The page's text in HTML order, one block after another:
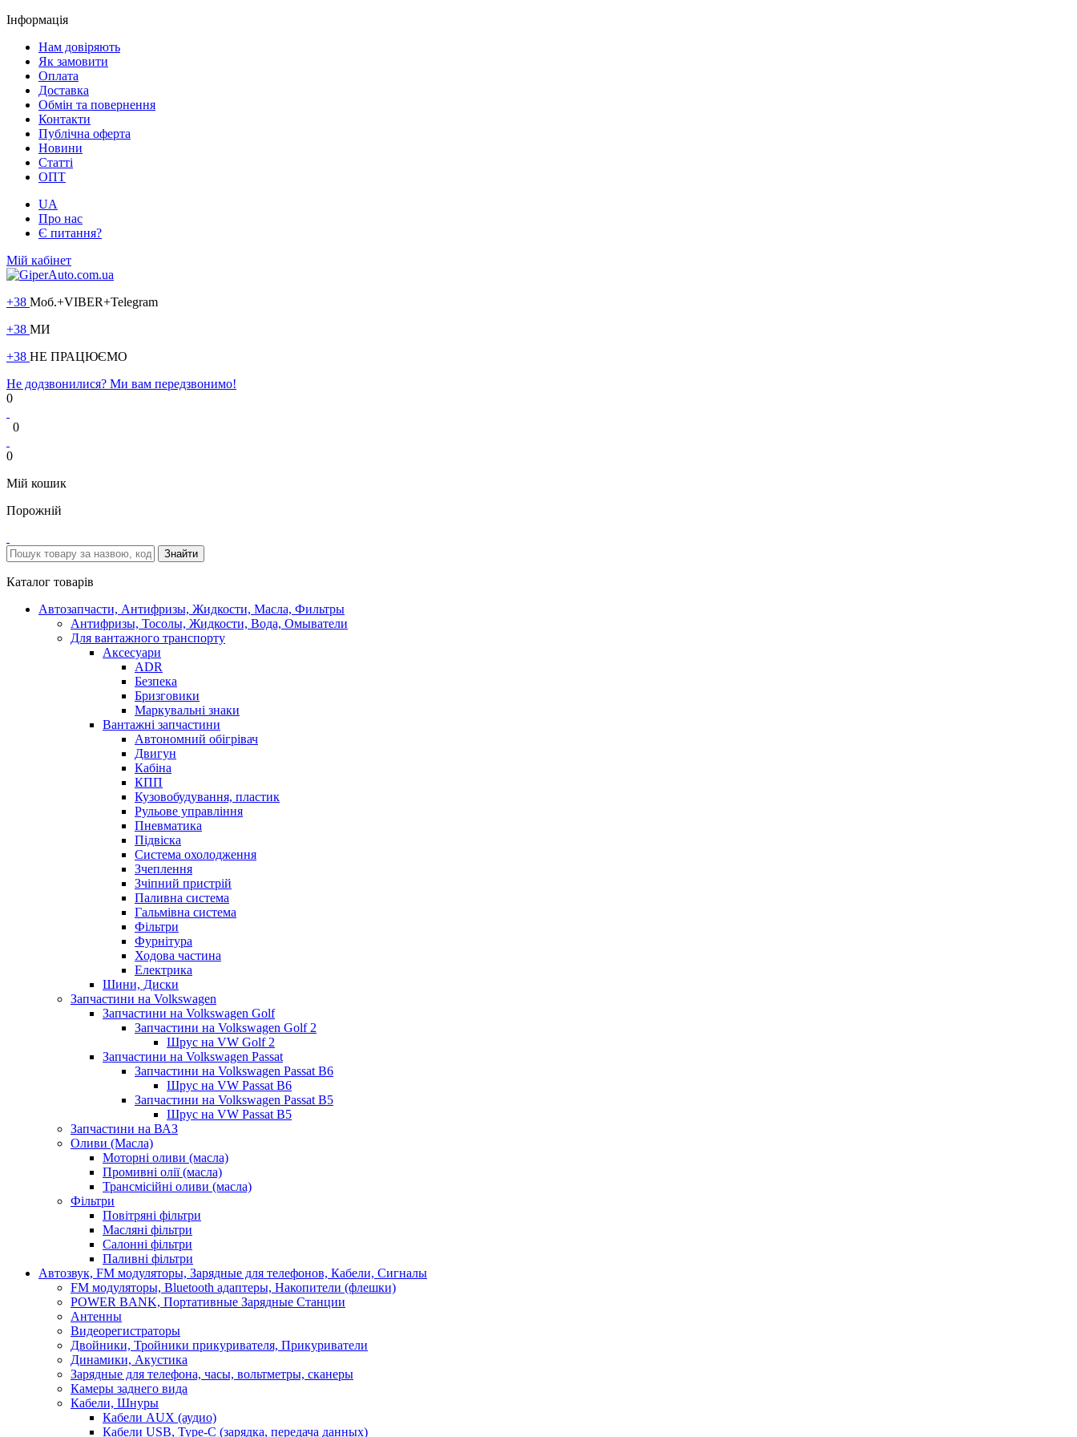
Інформація
Нам довіряють
Як замовити
Оплата
Доставка
Обмін та повернення
Контакти
Публічна оферта
Новини
Статті
ОПТ
UA
Про нас
Є питання?
Мій кабінет
+38 Моб.+VIBER+Telegram
+38 МИ
+38 НЕ ПРАЦЮЄМО
Не додзвонилися? Ми вам передзвонимо!
0
0
0
Мій кошик
Порожній
Каталог товарів
Автозапчасти, Антифризы, Жидкости, Масла, Фильтры
Антифризы, Тосолы, Жидкости, Вода, Омыватели
Для вантажного транспорту
Аксесуари
ADR
Безпека
Бризговики
Маркувальні знаки
Вантажні запчастини
Автономний обігрівач
Двигун
Кабіна
КПП
Кузовобудування, пластик
Рульове управління
Пневматика
Підвіска
Система охолодження
Зчеплення
Зчіпний пристрій
Паливна система
Гальмівна система
Фільтри
Фурнітура
Ходова частина
Електрика
Шини, Диски
Запчастини на Volkswagen
Запчастини на Volkswagen Golf
Запчастини на Volkswagen Golf 2
Шрус на VW Golf 2
Запчастини на Volkswagen Passat
Запчастини на Volkswagen Passat B6
Шрус на VW Passat B6
Запчастини на Volkswagen Passat B5
Шрус на VW Passat B5
Запчастини на ВАЗ
Оливи (Масла)
Моторні оливи (масла)
Промивні олії (масла)
Трансмісійні оливи (масла)
Фільтри
Повітряні фільтри
Масляні фільтри
Салонні фільтри
Паливні фільтри
Автозвук, FM модуляторы, Зарядные для телефонов, Кабели, Сигналы
FM модуляторы, Bluetooth адаптеры, Накопители (флешки)
POWER BANK, Портативные Зарядные Станции
Антенны
Видеорегистраторы
Двойники, Тройники прикуривателя, Прикуриватели
Динамики, Акустика
Зарядные для телефона, часы, вольтметры, сканеры
Камеры заднего вида
Кабели, Шнуры
Кабели AUX (аудио)
Кабели USB, Type-C (зарядка, передача данных)